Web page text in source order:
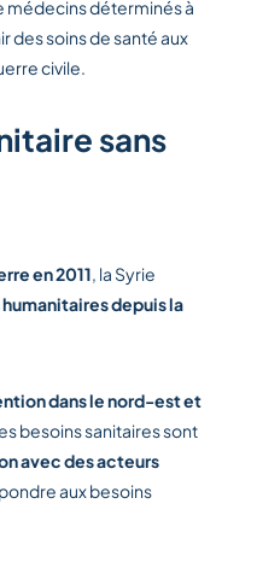
médecins déterminés à
des soins de santé aux
civile.
sans
en 2011, la Syrie
depuis la
dans le nord-est et
besoins sanitaires sont
avec des acteurs
aux besoins